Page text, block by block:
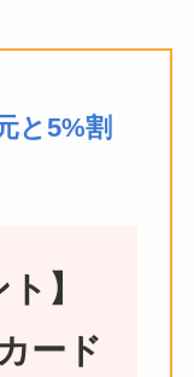
と5%割
】
ード